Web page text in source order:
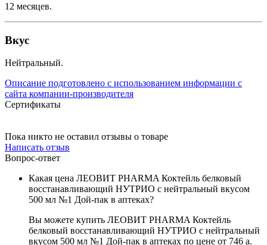
12 месяцев.
Вкус
Нейтральный.
Описание подготовлено с использованием информации с
сайта компании-производителя
Сертификаты
Пока никто не оставил отзывы о товаре
Написать отзыв
Вопрос-ответ
Какая цена ЛЕОВИТ PHARMA Коктейль белковый
восстанавливающий НУТРИО с нейтральный вкусом
500 мл №1 Дой-пак в аптеках?
Вы можете купить ЛЕОВИТ PHARMA Коктейль
белковый восстанавливающий НУТРИО с нейтральный
вкусом 500 мл №1 Дой-пак в аптеках по цене от 746 a.